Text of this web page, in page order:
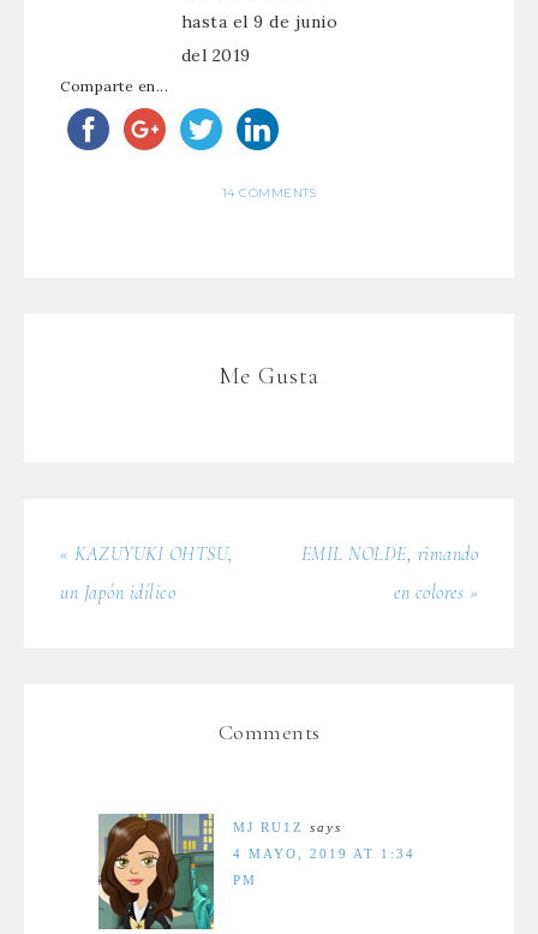
hasta el 9 de junio
del 2019
Comparte en...
14 COMMENTS
Me Gusta
« KAZUYUKI OHTSU,
un Japón idílico
EMIL NOLDE, rimando
en colores »
Comments
MJ RU1Z
says
4 MAYO, 2019 AT 1:34
PM